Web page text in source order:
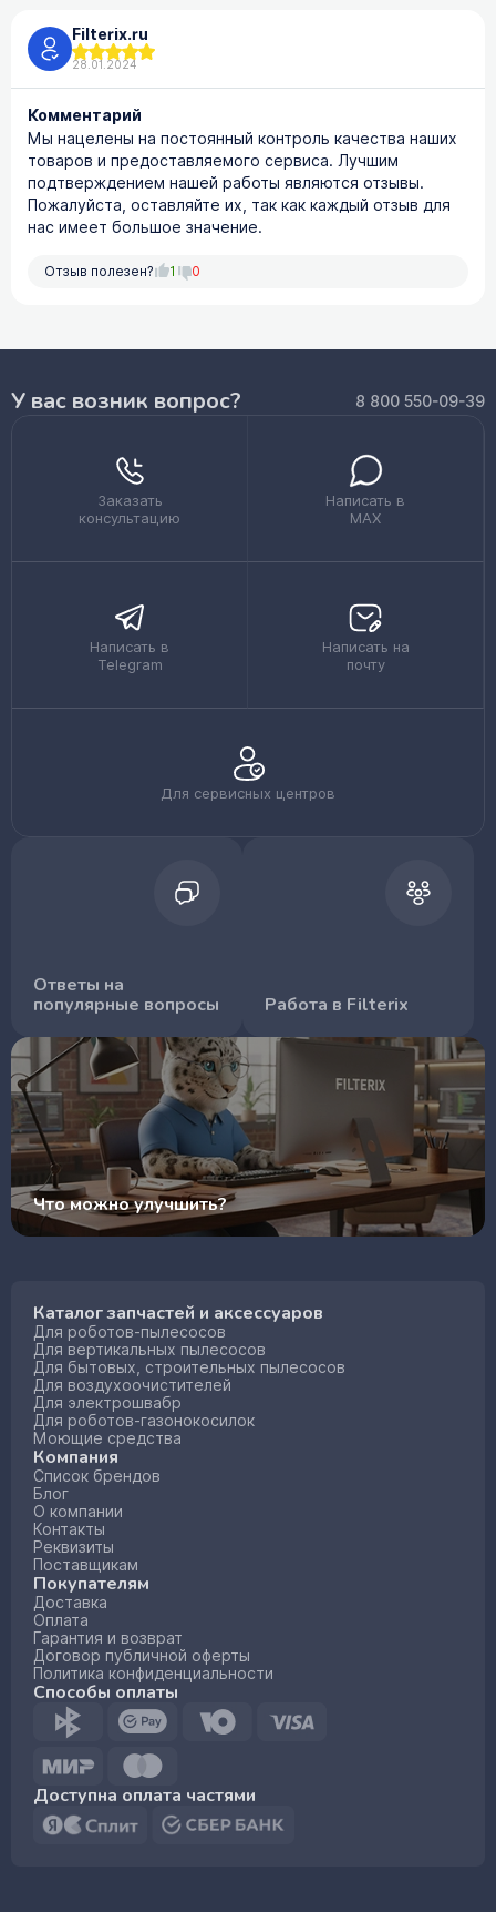
Filterix.ru
28.01.2024
Комментарий
Мы нацелены на постоянный контроль качества наших
товаров и предоставляемого сервиса. Лучшим
подтверждением нашей работы являются отзывы.
Пожалуйста, оставляйте их, так как каждый отзыв для
нас имеет большое значение.
Отзыв полезен? 1 0
У вас возник вопрос? 8 800 550-09-39
Заказать
консультацию
Написать в
MAX
Написать в
Telegram
Написать на
почту
Для сервисных центров
Ответы на
популярные вопросы
Работа в Filterix
Что можно улучшить?
Каталог запчастей и аксессуаров
Для роботов-пылесосов
Для вертикальных пылесосов
Для бытовых, строительных пылесосов
Для воздухоочистителей
Для электрошвабр
Для роботов-газонокосилок
Моющие средства
Компания
Список брендов
Блог
О компании
Контакты
Реквизиты
Поставщикам
Покупателям
Доставка
Оплата
Гарантия и возврат
Договор публичной оферты
Политика конфиденциальности
Способы оплаты
Доступна оплата частями